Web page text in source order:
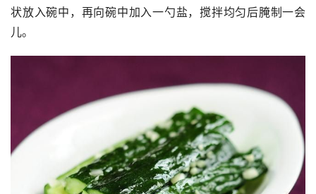
状放入碗中，再向碗中加入一勺盐，搅拌均匀后腌制一会
儿。